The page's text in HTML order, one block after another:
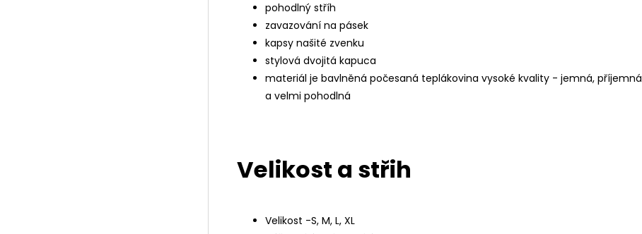
pohodlný stříh
zavazování na pásek
kapsy našité zvenku
stylová dvojitá kapuca
materiál je bavlněná počesaná teplákovina vysoké kvality - jemná, příjemná
a velmi pohodlná
Velikost a střih
Velikost -S, M, L, XL